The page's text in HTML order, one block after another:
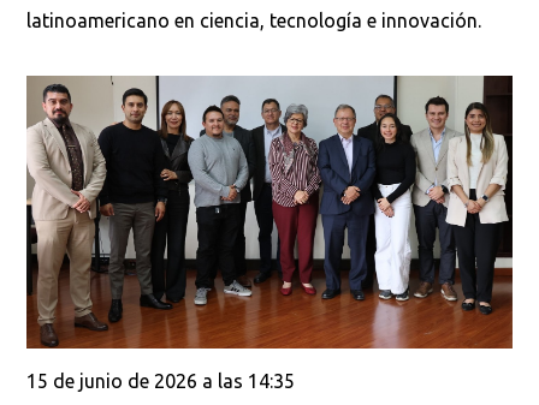
latinoamericano en ciencia, tecnología e innovación.
15 de junio de 2026 a las 14:35
Buscar en: *
Ordenar por:
Buscar